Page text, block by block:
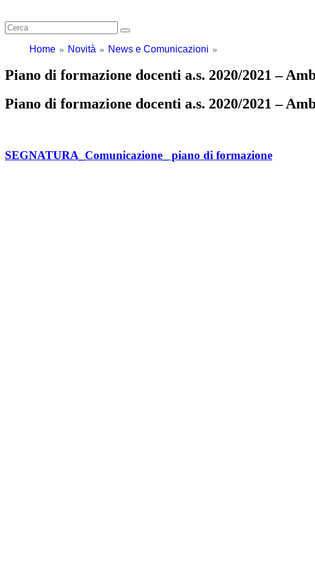
Home Novità News e Comunicazioni
Piano di formazione docenti a.s. 2020/2021 –
Piano di formazione docenti a.s. 2020/2021 –
SEGNATURA_Comunicazione_ piano di formazione